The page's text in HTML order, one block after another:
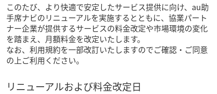
このたび、より快適で安定したサービス提供に向け、au助
手席ナビのリニューアルを実施するとともに、協業パート
ナー企業が提供するサービスの料金改定や市場環境の変化
を踏まえ、月額料金を改定いたします。
なお、利用規約を一部改訂いたしますのでご確認・ご同意
の上ご利用ください。
リニューアルおよび料金改定日